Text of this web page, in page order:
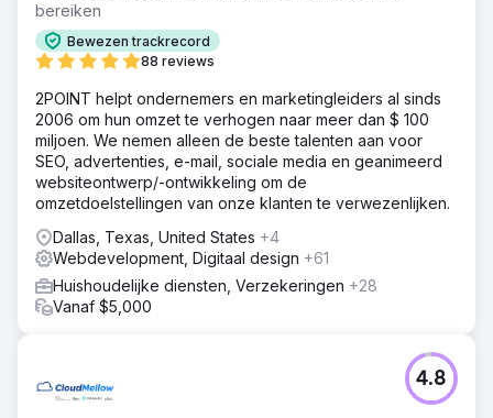
bereiken
Bewezen trackrecord
88 reviews
2POINT helpt ondernemers en marketingleiders al sinds
2006 om hun omzet te verhogen naar meer dan $ 100
miljoen. We nemen alleen de beste talenten aan voor
SEO, advertenties, e-mail, sociale media en geanimeerd
websiteontwerp/-ontwikkeling om de
omzetdoelstellingen van onze klanten te verwezenlijken.
Dallas, Texas, United States +4
Webdevelopment, Digitaal design +61
Huishoudelijke diensten, Verzekeringen +28
Vanaf $5,000
4.8